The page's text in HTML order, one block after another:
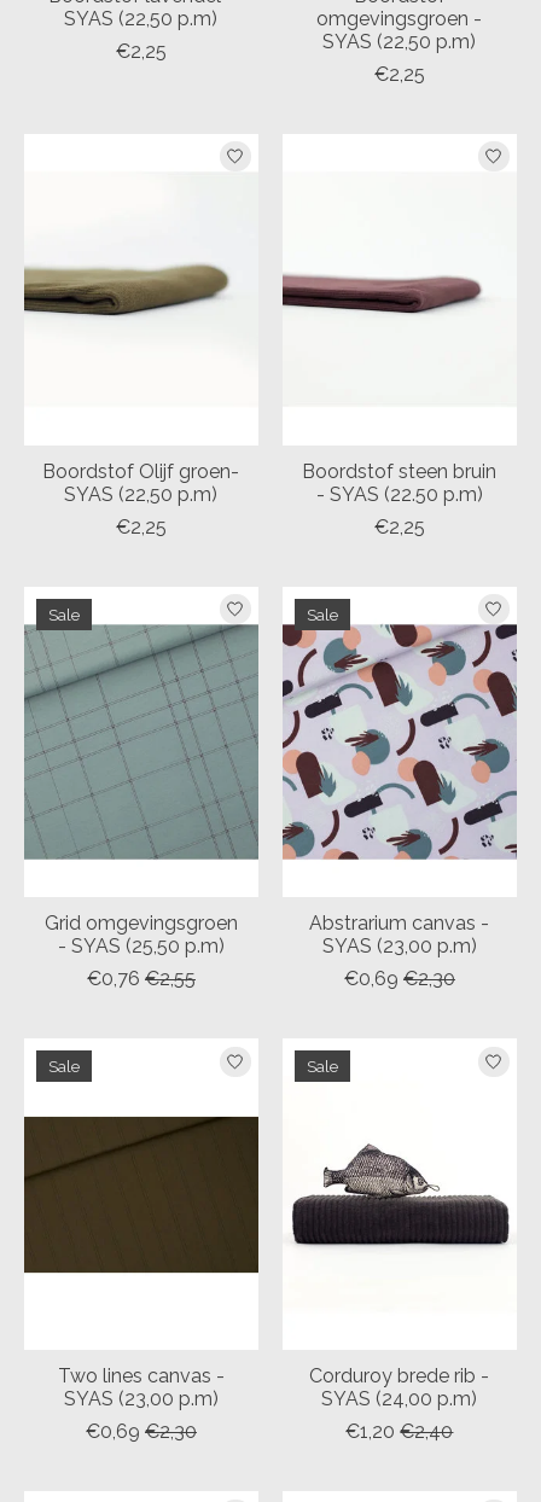
SYAS (22,50 p.m)
€2,25
omgevingsgroen -
SYAS (22,50 p.m)
€2,25
Boordstof Olijf groen-
SYAS (22,50 p.m)
€2,25
Boordstof steen bruin
- SYAS (22.50 p.m)
€2,25
Sale
Grid omgevingsgroen
- SYAS (25,50 p.m)
€0,76 €2,55
Sale
Abstrarium canvas -
SYAS (23,00 p.m)
€0,69 €2,30
Sale
Two lines canvas -
SYAS (23,00 p.m)
€0,69 €2,30
Sale
Corduroy brede rib -
SYAS (24,00 p.m)
€1,20 €2,40